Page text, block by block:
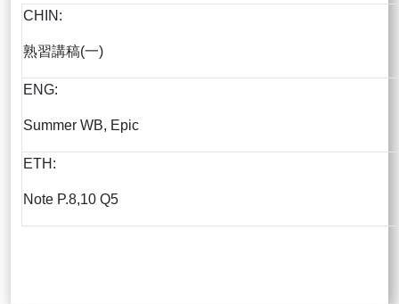
CHIN:
熟習講稿(一)
ENG:
Summer WB, Epic
ETH:
Note P.8,10 Q5